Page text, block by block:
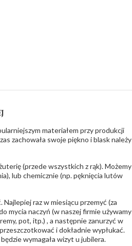
materiałem przy produkcji
zachowała swoje piękno i blask należy
(przede wszystkich z rąk). Możemy
lub chemicznie (np. pęknięcia lutów
raz w miesiącu przemyć (za
mycia naczyń (w naszej firmie używamy
pot, itp.) , a następnie zanurzyć w
i dokładnie wypłukać.
wymagała wizyt u jubilera.